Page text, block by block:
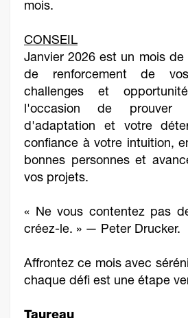
mois.
CONSEIL
Janvier 2026 est un mois
de renforcement de
challenges et
l'occasion de prouver
d'adaptation et votre
confiance à votre intuition,
bonnes personnes et
vos projets.
« Ne vous contentez pas
créez-le. » — Peter Drucker.
Affrontez ce mois avec
chaque défi est une étape